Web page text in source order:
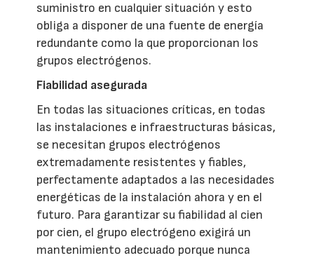
suministro en cualquier situación y esto
obliga a disponer de una fuente de energía
redundante como la que proporcionan los
grupos electrógenos.
Fiabilidad asegurada
En todas las situaciones críticas, en todas
las instalaciones e infraestructuras básicas,
se necesitan grupos electrógenos
extremadamente resistentes y fiables,
perfectamente adaptados a las necesidades
energéticas de la instalación ahora y en el
futuro. Para garantizar su fiabilidad al cien
por cien, el grupo electrógeno exigirá un
mantenimiento adecuado porque nunca